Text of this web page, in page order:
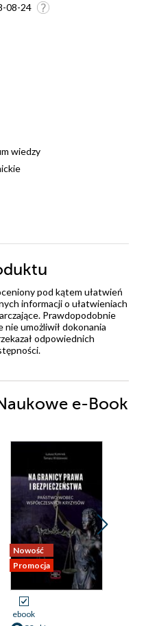
08-24
wiedzy
pod kątem ułatwień
informacji o ułatwieniach
Prawdopodobnie
umożliwił dokonania
odpowiednich
e-Book
Nowość
Promocja
ebook